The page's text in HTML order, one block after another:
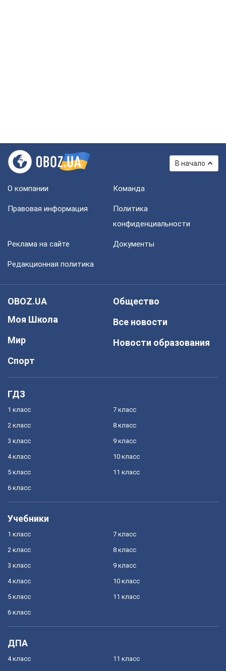
В начало
О компании Команда
Правовая информация
Политика
конфиденциальности
Реклама на сайте Документы
Редакционная политика
OBOZ.UA
Моя Школа
Мир
Спорт
Общество
Все новости
Новости образования
ГДЗ
1 класс
2 класс
3 класс
4 класс
5 класс
6 класс
7 класс
8 класс
9 класс
10 класс
11 класс
Учебники
1 класс
2 класс
3 класс
4 класс
5 класс
6 класс
7 класс
8 класс
9 класс
10 класс
11 класс
ДПА
4 класс 11 класс